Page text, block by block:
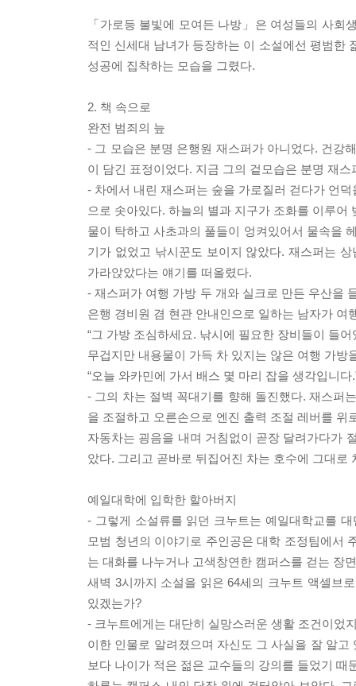
「가로등 불빛에 모여든 나방」은 여성들의 사
적인 신세대 남녀가 등장하는 이 소설에선 평범한
성공에 집착하는 모습을 그렸다.
2. 책 속으로
완전 범죄의 늪
- 그 모습은 분명 은행원 재스퍼가 아니었다. 건강
이 담긴 표정이었다. 지금 그의 겉모습은 분명 재
- 차에서 내린 재스퍼는 숲을 가로질러 걷다가 언
으로 솟아있다. 하늘의 별과 지구가 조화를 이루
물이 탁하고 사초과의 풀들이 엉켜있어서 물속을
기가 없었고 낚시꾼도 보이지 않았다. 재스퍼는
가라앉았다는 얘기를 떠올렸다.
- 재스퍼가 여행 가방 두 개와 실크로 만든 우산을
은행 경비원 겸 현관 안내인으로 일하는 남자가 여
“그 가방 조심하세요. 낚시에 필요한 장비들이 들어
무겁지만 내용물이 가득 차 있지는 않은 여행 가방
“오늘 와카민에 가서 배스 몇 마리 잡을 생각입니다
- 그의 차는 절벽 꼭대기를 향해 돌진했다. 재스퍼
을 조절하고 오른손으로 엔진 출력 조절 레버를
자동차는 굉음을 내며 거침없이 곧장 달려가다가
았다. 그리고 곧바로 뒤집어진 차는 호수에 그대로
예일대학에 입학한 할아버지
- 그렇게 소설류를 읽던 크누트는 예일대학교를
모범 청년의 이야기로 주인공은 대학 조정팀에서
는 대화를 나누거나 고색창연한 캠퍼스를 걷는 장
새벽 3시까지 소설을 읽은 64세의 크누트 액셀브
있겠는가?
- 크누트에게는 대단히 실망스러운 생활 조건이었
이한 인물로 알려졌으며 자신도 그 사실을 잘 알
보다 나이가 적은 젊은 교수들의 강의를 들었기 때